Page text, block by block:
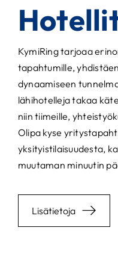
KymiRing tarjoaa
tapahtumille,
dynaamiseen
lähihotelleja takaa
niin tiimeille,
Olipa kyse
yksityistilaisuudesta,
muutaman minuutin
Lisätietoja